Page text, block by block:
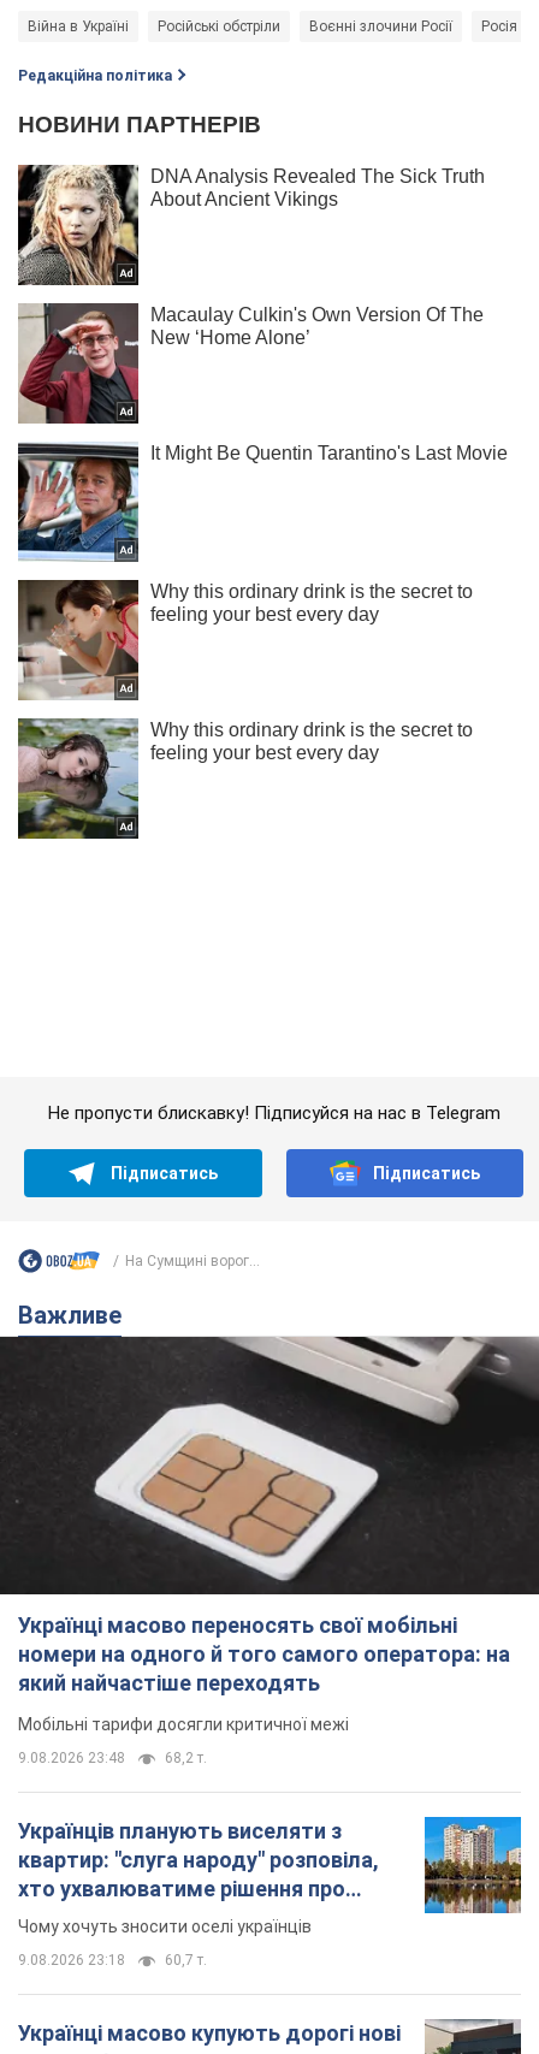
Війна в Україні Російські обстріли Воєнні злочини Росії Росія -
Редакційна політика
Українці масово переносять свої мобільні
номери на одного й того самого оператора: на
який найчастіше переходять
Мобільні тарифи досягли критичної межі
68,2 т.
Українців планують виселяти з
квартир: "слуга народу" розповіла,
хто ухвалюватиме рішення про
знесення будинків
Чому хочуть зносити оселі українців
9.08.2026 23:18 60,7 т.
Українці масово купують дорогі нові
авто: скільки коштує
найпопулярніша модель
Які марки автомобілів воліють купувати